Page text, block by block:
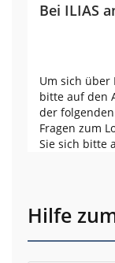
Bei ILIAS
Um sich über
bitte auf den
der
Fragen zum
Sie sich bitte
Hilfe